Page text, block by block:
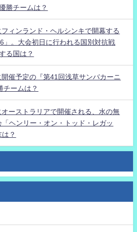
勝チームは？
ィンランド・ヘルシンキで開幕する
」。大会初日に行われる国別対抗戦
る国は？
催予定の『第41回浅草サンバカーニ
チームは？
オーストラリアで開催される、水の無
ヘンリー・オン・トッド・レガッ
？